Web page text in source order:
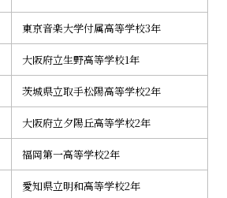
東京音楽大学付属高等学校3年
大阪府立生野高等学校1年
茨城県立取手松陽高等学校2年
大阪府立夕陽丘高等学校2年
福岡第一高等学校2年
愛知県立明和高等学校2年